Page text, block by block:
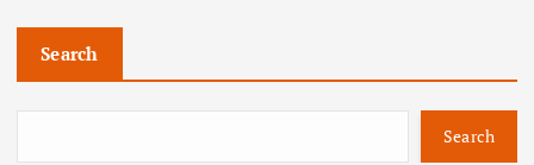
Search
Search